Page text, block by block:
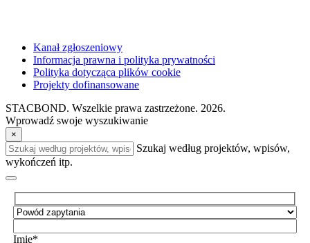
Kanał zgłoszeniowy
Informacja prawna i polityka prywatności
Polityka dotycząca plików cookie
Projekty dofinansowane
STACBOND. Wszelkie prawa zastrzeżone. 2026.
Wprowadź swoje wyszukiwanie
×
Szukaj według projektów, wpisów,
wykończeń itp.
Imię*